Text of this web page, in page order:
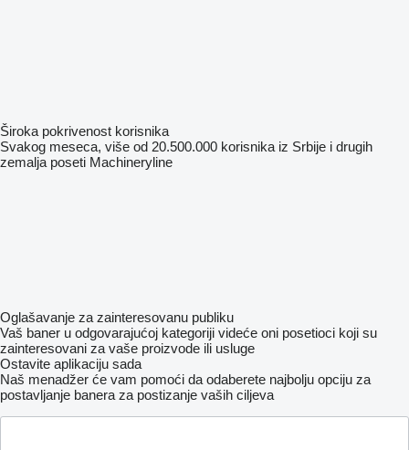
Široka pokrivenost korisnika
Svakog meseca, više od 20.500.000 korisnika iz Srbije i drugih
zemalja poseti Machineryline
Oglašavanje za zainteresovanu publiku
Vaš baner u odgovarajućoj kategoriji videće oni posetioci koji su
zainteresovani za vaše proizvode ili usluge
Ostavite aplikaciju sada
Naš menadžer će vam pomoći da odaberete najbolju opciju za
postavljanje banera za postizanje vaših ciljeva